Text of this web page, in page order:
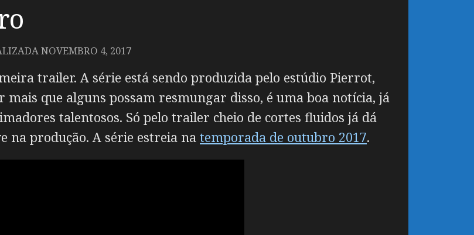
NOVEMBRO 4, 2017
trailer. A série está sendo produzida pelo estúdio Pierrot,
que alguns possam resmungar disso, é uma boa notícia, já
talentosos. Só pelo trailer cheio de cortes fluidos já dá
na produção. A série estreia na temporada de outubro 2017.